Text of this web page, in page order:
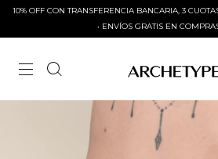
10% OFF CON TRANSFERENCIA BANCARIA, 3
• ENVÍOS GRATIS EN